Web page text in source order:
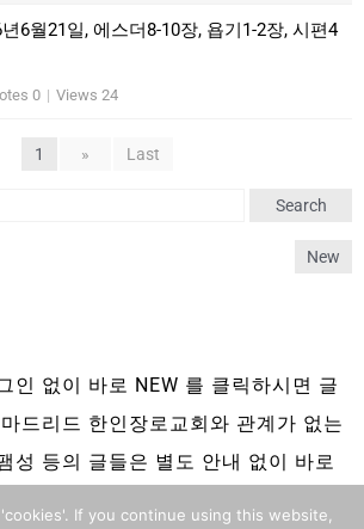
6월21일, 에스더8-10장, 욥기1-2장, 시편4
0 | Views 24
1 » Last
Search
New
인 없이 바로 NEW 를 클릭하시면 글
드리드 한인장로교회와 관계가 없는
성 등의 글들은 별도 안내 없이 바로
If you continue using this website,